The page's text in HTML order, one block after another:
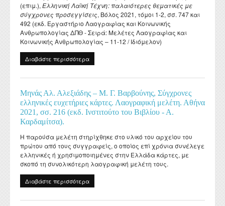
Διατελέσαντες Πρόεδροι
Ομότιμοι Καθηγητές
Διατελέσαντα μέλη ΔΕΠ
Επίτιμοι Καθηγητές
Οδηγός σπουδών προπτυχιακού προγράμματος
Διάρκεια φοίτησης
Τοπική Ιστορία, Πολιτισμός και Προστασία της
Αρχιτεκτονικής Κληρονομιάς: Διεπιστημονικές
Προσεγγίσεις και Ψηφιακές Εφαρμογές
Πολιτισμικές Σπουδές: Νέος Ελληνισμός και Βαλκάνια
Ωρολόγιο Πρόγραμμα
Πρόγραμμα Εξεταστικής
Σύμβουλος σπουδών
ΔΟΑΤΑΠ
Εργαστήριο Νεότερης και Σύγχρονης Ιστορίας
Εργαστήριο Βυζαντινών και Μεταβυζαντινών Ερευνών
Εκπαίδευση
Υγειονομική περίθαλψη
Δομή Συμβουλευτικής και Προσβασιμότητας
Σύλλογος αποφοίτων
Συνέδρια - Ημερίδες Τμήματος
Δραστηριότητες Τμήματος
Απολογισμοί πεπραγμένων του Τμήματος
Έντυπα
Κανονισμός Προπτυχιακού Προγράμματος Σπουδών
Κανονισμός ακαδημαϊκού συμβούλου σπουδών
Κανονισμός Προπτυχιακών Διπλωματικών Εργασιών
Κανονισμός Διδακτορικών Σπουδών
Κανονισμός Εκπόνησης Μεταδιδακτορικής Έρευνας
Κανονισμός Βιβλιοθήκης
Ο θεσμός του "Ακροατή Πανεπιστημιακών Μαθημάτων"
Επικοινωνία
(επιμ.), Ελληνική Λαϊκή Τέχνη: παλαιότερες θεματικές με
σύγχρονες προσεγγίσεις, Βόλος 2021, τόμοι 1-2, σσ. 747 και
492 (εκδ. Εργαστήριο Λαογραφίας και Κοινωνικής
Ανθρωπολογίας ΔΠΘ - Σειρά: Μελέτες Λαογραφίας και
Κοινωνικής Ανθρωπολογίας – 11-12 / Ιδιόμελον)
Διαβάστε περισσότερα
παλαιότερες θεματικές με σύγχρονες
προσεγγίσεις, Βόλος 2021, τόμοι 1-2, σσ. 747 και
492
Μηνάς Αλ. Αλεξιάδης – Μ. Γ. Βαρβούνης, Σύγχρονες
ελληνικές ευχετήριες κάρτες. Λαογραφική μελέτη. Αθήνα
2021, σσ. 216 (εκδ. Ινστιτούτο του Βιβλίου - Α.
Καρδαμίτσα).
Η παρούσα μελέτη στηρίχθηκε στο υλικό του αρχείου του
πρώτου από τους συγγραφείς, ο οποίος επί χρόνια συνέλεγε
ελληνικές ή χρησιμοποιημένες στην Ελλάδα κάρτες, με
σκοπό τη συνολικότερη λαογραφική μελέτη τους.
Διαβάστε περισσότερα
Λαογραφική μελέτη. Αθήνα 2021, σσ. 216 (εκδ.